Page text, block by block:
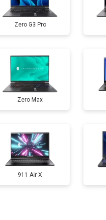
3800 ₽
1500 ₽
2900 ₽
1200 ₽
2300 ₽
Zero G3 Pro
Zero Max
911 Air X